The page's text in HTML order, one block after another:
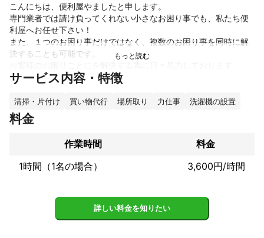
こんにちは、便利屋やましたと申します。
専門業者では請け負ってくれない小さなお困り事でも、私たち便
利屋へお任せ下さい！
また、１つのお困り事だけではなく、複数のお困り事を同時に解
決することも可能です。
の仕事です。パワーと若さでどこよりもお力になれるように努力
いたします！弊社は色々なプロと協力し、事業をしております。
まずは、お話しだけでも構いません！
早く頼めばよかった！と言われる様頑張ります。
おまかせ下さい！
これまでの実績
軽トラ＆１Tバン＆２T車を所有し、従業員6人で頑張っておりま
す。若さを活かし体力・パワー・知識・経験値は負けません！
サービス内容・特徴
清掃・片付け 買い物代行 場所取り 力仕事 洗濯機の設置
料金
作業時間
料金
1時間（1名の場合）
3,600円/時間
詳しい料金を知りたい